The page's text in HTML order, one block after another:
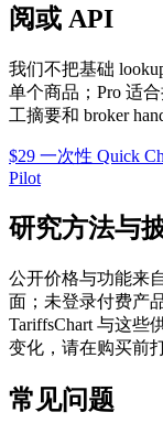
阅或 API
我们不把基础
单个商品；Pro 适
工摘要和 broker
$29 一次性 Quick
Pilot
研究方法与
公开价格与功能来
面；未登录付费产
TariffsChart 与这些
变化，请在购买前
常见问题